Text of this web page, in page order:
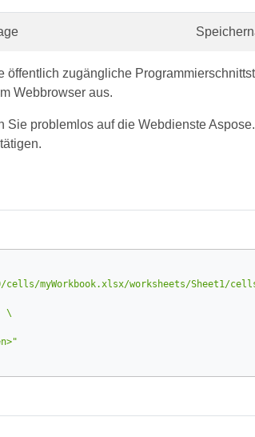
öffentlich zugängliche
Webbrowser aus.
Sie problemlos auf die Webdienste
myWorkbook.xlsx/worksheets/Sheet1/